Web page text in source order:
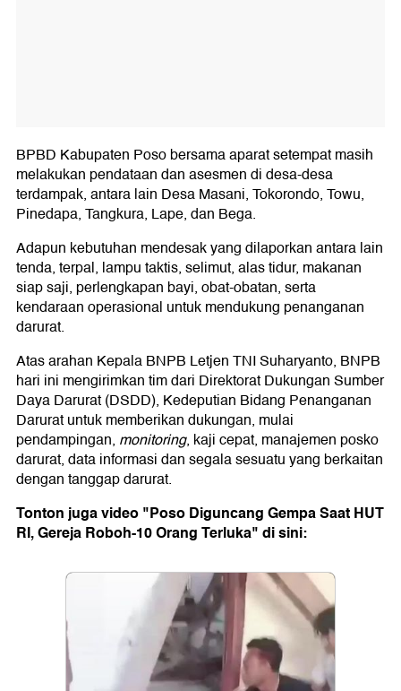
BPBD Kabupaten Poso bersama aparat setempat masih
melakukan pendataan dan asesmen di desa-desa
terdampak, antara lain Desa Masani, Tokorondo, Towu,
Pinedapa, Tangkura, Lape, dan Bega.
Adapun kebutuhan mendesak yang dilaporkan antara lain
tenda, terpal, lampu taktis, selimut, alas tidur, makanan
siap saji, perlengkapan bayi, obat-obatan, serta
kendaraan operasional untuk mendukung penanganan
darurat.
Atas arahan Kepala BNPB Letjen TNI Suharyanto, BNPB
hari ini mengirimkan tim dari Direktorat Dukungan Sumber
Daya Darurat (DSDD), Kedeputian Bidang Penanganan
Darurat untuk memberikan dukungan, mulai
pendampingan, monitoring, kaji cepat, manajemen posko
darurat, data informasi dan segala sesuatu yang berkaitan
dengan tanggap darurat.
Tonton juga video "Poso Diguncang Gempa Saat HUT
RI, Gereja Roboh-10 Orang Terluka" di sini: